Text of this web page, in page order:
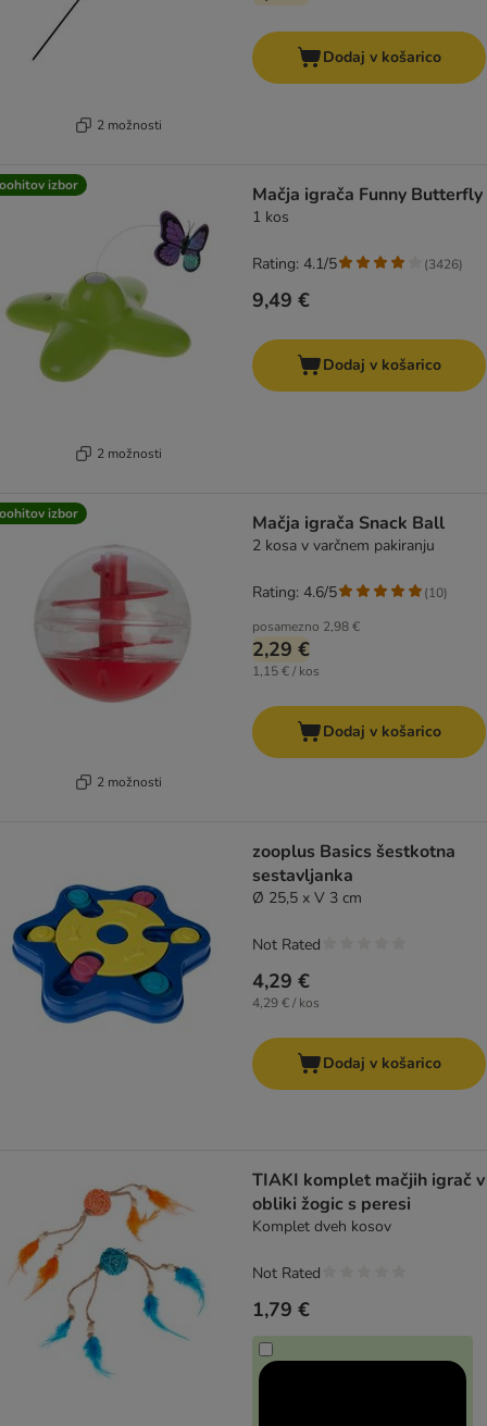
2 možnosti
Dodaj v košarico
izbor
2 možnosti
Mačja igrača Funny Butterfly
1 kos
9,49 €
Rating: 4.1/5 (3426)
Dodaj v košarico
izbor
2 možnosti
Mačja igrača Snack Ball
2 kosa v varčnem pakiranju
posamezno 2,98 €
2,29 €
1,15 € / kos
Rating: 4.6/5 (10)
Dodaj v košarico
zooplus Basics šestkotna
sestavljanka
Ø 25,5 x V 3 cm
4,29 €
4,29 € / kos
Not Rated
Dodaj v košarico
TIAKI komplet mačjih igrač v
obliki žogic s peresi
Komplet dveh kosov
1,79 €
Not Rated